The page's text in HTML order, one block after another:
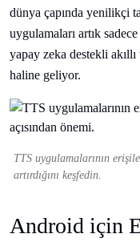
dünya çapında yenilikçi
uygulamaları artık
yapay zeka destekli
haline geliyor.
TTS uygulamalarının
artırdığını keşfedin.
Android için